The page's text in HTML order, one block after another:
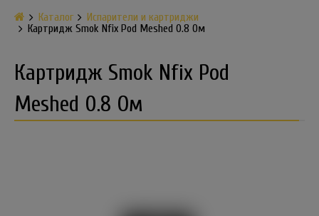
Каталог
Испарители и картриджи
Картридж Smok Nfix Pod Meshed 0.8 Ом
Картридж Smok Nfix Pod
Meshed 0.8 Ом